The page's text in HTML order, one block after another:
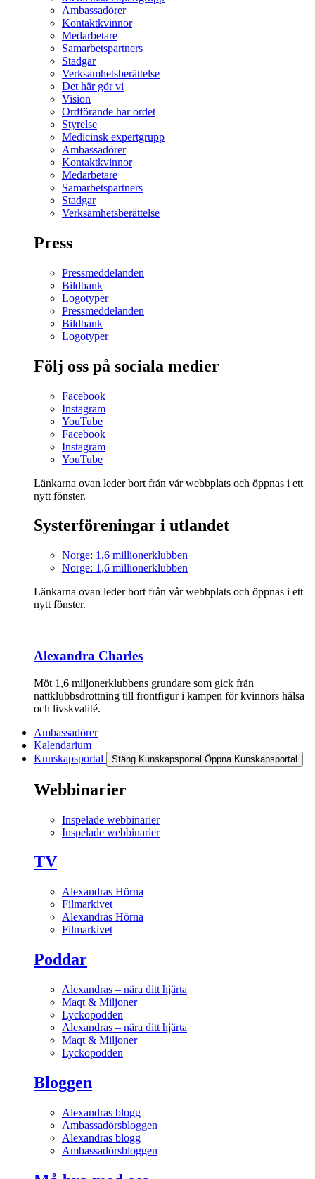
Ambassadörer
Kontaktkvinnor
Medarbetare
Samarbetspartners
Stadgar
Verksamhetsberättelse
Det här gör vi
Vision
Ordförande har ordet
Styrelse
Medicinsk expertgrupp
Ambassadörer
Kontaktkvinnor
Medarbetare
Samarbetspartners
Stadgar
Verksamhetsberättelse
Press
Pressmeddelanden
Bildbank
Logotyper
Pressmeddelanden
Bildbank
Logotyper
Följ oss på sociala medier
Facebook
Instagram
YouTube
Facebook
Instagram
YouTube
Länkarna ovan leder bort från vår webbplats och öppnas i ett
nytt fönster.
Systerföreningar i utlandet
Norge: 1,6 millionerklubben
Norge: 1,6 millionerklubben
Länkarna ovan leder bort från vår webbplats och öppnas i ett
nytt fönster.
Alexandra Charles
Möt 1,6 miljonerklubbens grundare som gick från
nattklubbsdrottning till frontfigur i kampen för kvinnors hälsa
och livskvalité.
Ambassadörer
Kalendarium
Kunskapsportal
Stäng Kunskapsportal Öppna Kunskapsportal
Webbinarier
Inspelade webbinarier
Inspelade webbinarier
TV
Alexandras Hörna
Filmarkivet
Alexandras Hörna
Filmarkivet
Poddar
Alexandras – nära ditt hjärta
Maqt & Miljoner
Lyckopodden
Alexandras – nära ditt hjärta
Maqt & Miljoner
Lyckopodden
Bloggen
Alexandras blogg
Ambassadörsbloggen
Alexandras blogg
Ambassadörsbloggen